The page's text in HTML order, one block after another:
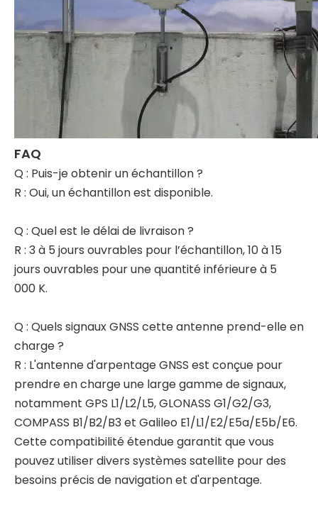
FAQ
Q : Puis-je obtenir un échantillon ?
R : Oui, un échantillon est disponible.
Q : Quel est le délai de livraison ?
R : 3 à 5 jours ouvrables pour l’échantillon, 10 à 15
jours ouvrables pour une quantité inférieure à 5
000 K.
Q : Quels signaux GNSS cette antenne prend-elle en
charge ?
R : L'antenne d'arpentage GNSS est conçue pour
prendre en charge une large gamme de signaux,
notamment GPS L1/L2/L5, GLONASS G1/G2/G3,
COMPASS B1/B2/B3 et Galileo E1/L1/E2/E5a/E5b/E6.
Cette compatibilité étendue garantit que vous
pouvez utiliser divers systèmes satellite pour des
besoins précis de navigation et d'arpentage.